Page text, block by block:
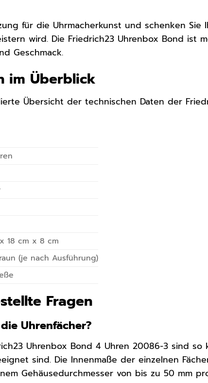
für die Uhrmacherkunst und schenken Sie
wird. Die Friedrich23 Uhrenbox Bond ist
Geschmack.
im Überblick
Übersicht der technischen Daten der
18 cm x 8 cm
(je nach Ausführung)
Fragen
Uhrenfächer?
Uhrenbox Bond 4 Uhren 20086-3 sind
sind. Die Innenmaße der einzelnen
Gehäusedurchmesser von bis zu 50 mm